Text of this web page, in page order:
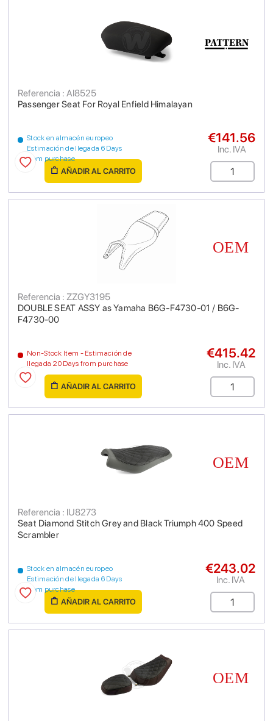
Passenger Seat For Royal Enfield Himalayan
Referencia : AI8525
Stock en almacén europeo
Estimación de llegada 6 Days
from purchase
€141.56
Inc. IVA
AÑADIR AL CARRITO
DOUBLE SEAT ASSY as Yamaha B6G-F4730-01 / B6G-
F4730-00
Referencia : ZZGY3195
Non-Stock Item - Estimación de
llegada 20 Days from purchase
€415.42
Inc. IVA
AÑADIR AL CARRITO
Seat Diamond Stitch Grey and Black Triumph 400 Speed
Scrambler
Referencia : IU8273
Stock en almacén europeo
Estimación de llegada 6 Days
from purchase
€243.02
Inc. IVA
AÑADIR AL CARRITO